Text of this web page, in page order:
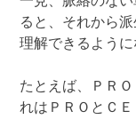
ると、それから
理解できるように
たとえば、ＰＲ
れはＰＲＯとＣＥ